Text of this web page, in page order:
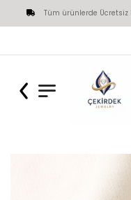
Tüm ürünlerde Ücretsiz